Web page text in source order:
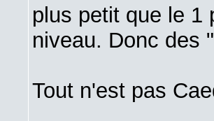
plus petit que le 1
niveau. Donc des
Tout n'est pas